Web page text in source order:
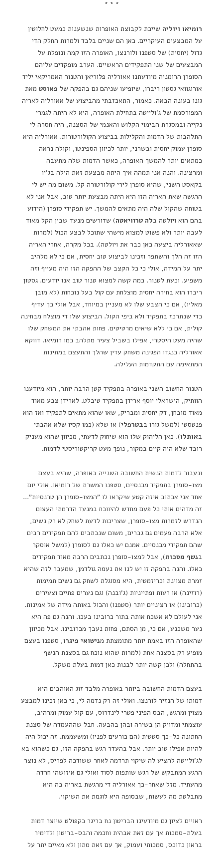
* * *
רומיאו ויוליה שייכת לקבוצת האופרות שנשענות כמעט לחלוטין
על המבצעים העיקריים. כאן הם שניים בלבד ולמרות החלק הדי
גדול (יחסית) של סטפנו ולורנצו, האופרה הזו קמה ונופלת על
המבצעים של שני התפקידים הראשיים. הערב מופקדים עליהם
הסופרן הרומניה מיודעתנו אאורליה פלוריאן והטנור האמריקאי יליד
אורוגוואי גסטון ריברו, שיופיעו שניהם גם בהפקה של פאוסט מאת
גונו בעונה הבאה. כאמור, התאכזבתי מהביצוע של אאורליה לאריה
המפורסמת של ג'ולייטה בתחילת האופרה, היא לא היתה לגמרי
נקייה ובמסגרת הבימוי הקלוש והאנמי של הסצנה, היה חסרה לי
התלהבות של הדמות והקלילות בביצוע הקולורטורות. אאורליה היא
סופרן עמוק יחסית ובשרני, יותר לכיוון הספינטו, וקולה נראה
כמתאים יותר להמשך האופרה, כאשר הדמות שלה מתעבה
ומרצינה. והנה אני תמהה איך היתה מבצעת זאת הילה בג'יו
בקאסט השני, שהיא סופרן לירי קולורטורה קל. משום מה יש לי
הרגשה שאת האריה הזו היא היתה מבצעת יותר טוב, אבל אני לא
בטוחה שהקול שלה היה מתאים להמשך. יש תפקידי סופרן (הידוע
בהם הוא ויולטה בלה טרוויאטה) שדורשים מנעד שבין הקל מאוד
לעבה יותר ולא פשוט למצוא מישהי שתוכל לבצע הכול (למרות
שאאורליה ביצעה כאן כבר את ויולטה). בכל מקרה, אחרי האריה
הזו זה הלך והשתפר וזכינו לביצוע טוב יחסית, אם כי לא מלהיב
יתר על המידה, אולי כי כל הקצב של ההפקה הזו היה מעייף וזה
משפיע. וכעת לטנור. כמה קשה למצוא טנור טוב אנו יודעים. גסטון
ריברו הוא בחירה יחסית מוצלחת עם קול בעל נוכחות (לא מובן
מאליו), אם כי הצבע שלו לא מעניין במיוחד, אבל אולי כך עדיף
כדי שנתרכז בתפקיד ולא ביפי הקול. הביצוע שלו די מוצלח מבחינה
קולית, אם כי ללא שיאים מרטיטים. פחות אהבתי את המשחק שלו
שהיה מעט היסטרי, אפילו בשביל צעיר מתלהב כמו רומיאו. דווקא
אאורליה כנגדו הפגינה משחק עדין שהלך והתעצם במתינות
המתאימה עם התקדמות העלילה.
הטנור החשוב השני באופרה בתפקיד קטן הרבה יותר, הוא מיודענו
הוותיק, הישראלי יוסף ארידן בתפקיד טיבלט. לארידן צבע מאוד
מאוד מובחן, דק יחסית ומבריק, שאו שהוא מתאים לתפקיד ואז הוא
פנטסטי (למשל גורו בבטרפלי) או שלא (כמו קסיו שלא אהבתי
באותלו). כאן הליהוק שלו הוא שיחוק לדעתי, מכיוון שהוא מעניק
רובד שלא היה קיים במקור, נופך מעט קריקטוריסטי לדמות.
ונעבור לדמות הנשית החשובה השנייה באופרה, שהיא בעצם
מצו-סופרן בתפקיד מכנסיים, סטפנו המשרת של רומיאו. אולי יום
אחד אני אכתוב איזה קטע שיקראו לו "המצו-סופרן הן טרנסיות"…
זה מדהים אותי כל פעם מחדש להיווכח במנעד הדרמתי העצום
הנדרש לזמרות מצו-סופרן, שצריכות לדעת לשחק לא רק נשים,
אלא הרבה פעמים גם גברים, משום שנכתבים להם תפקידים רבים
שהם תפקידי מכנסיים. אמנם יש כאלו גם לסופרן (למשל אוסקר
בנשף מסכות), אבל למצו-סופרן נכתבים הרבה מאוד תפקידים
כאלו. והנה בהפקה זו יש לנו את נעמה גולדמן, שמעבר לזה שהיא
זמרת מצוינת וכריזמטית, היא מסוגלת לשחק גם נשים תמימות
(רוזינה) או רעות ופתייניות (ג'ובנה) וגם נערים פתיים וצעירים
(כרובינו) או רציניים יותר (סטפנו) והכול באותה מידה של אמינות.
אני לעולם לא אשכח אותה בתור כרובינו בעכו. והנה גם פה היא
נער משכנע, אם כי, מן הסתם, פחות נעבך מכרובינו. אבל מכיוון
שהאופרה הזו באמת יותר מתומצתת מנישואי פיגרו, סטפנו בעצם
מופיע רק בסצנה אחת (למרות שהוא נוכח גם בסצנת הנשף
בהתחלה) ולכן קשה יותר לבנות כאן דמות בעלת משקל.
בעצם הדמות החשובה ביותר באופרה מלבד זוג האוהבים היא
דמותו של הנזיר לורנצו. ואולי זה רק נדמה לי, כי כאן זכינו למבצע
מצוין ומרגש, הבס הפיני פטרי לינדרוס, עם קול עמוק ומרהיב,
עוצמתי ומדויק הן בשירה ובהן בהבעה. חבל שההעמדה של סצנת
החתונה כל-כך סטטית (הם כורעים לפניו) ומשעממת. זה יכול היה
להיות אפילו טוב יותר. אבל בהעדר רגש בהפקה הזו, גם כשהוא בא
לג'ולייטה להציע לה שיקוי תרדמה לאחר ששודכה לפריס, לא נוצר
הרגע המתבקש של רגש שותפות לסוד ואולי גם איזושהי חרדה
מהעתיד. מזל שאחר-כך אאורליה די מרגשת באריה בה היא
מתבלטת מה לעשות, שבסופה היא לוגמת את השיקוי.
ראויים לציון גם מיודעינו הבריטון נח בריגר כקפולט שיוצר דמות
בעלת-סמכות אך עם זאת אבהית וחכמה והבס-בריטון ולדימיר
בראון כדוכס, סמכותי ועמוק, אך עם זאת מתון ולא מאיים יתר על